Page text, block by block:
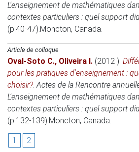
L'enseignement de mathématiques
contextes particuliers : quel support
(p.40-47).Moncton, Canada.
Article de colloque
Oval-Soto C., Oliveira I. (2012 ).
pour les pratiques d'enseignement :
choisir?.Actes de la Rencontre
L'enseignement de mathématiques
contextes particuliers : quel support
(p.132-139).Moncton, Canada.
1 2